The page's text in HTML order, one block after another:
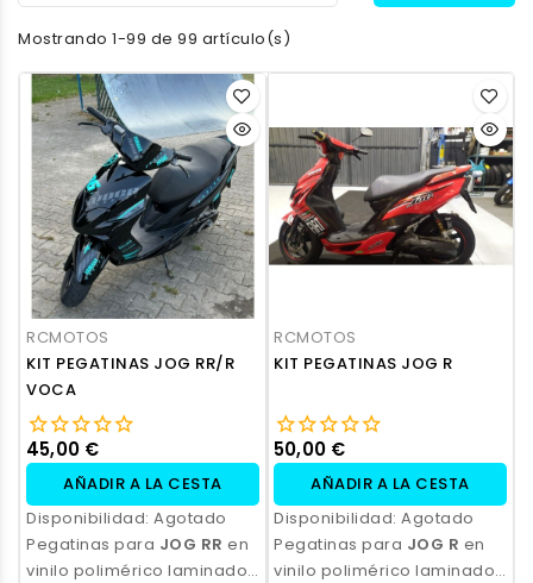
Mostrando 1-99 de 99 artículo(s)
RCMOTOS
KIT PEGATINAS JOG RR/R
VOCA
45,00 €
AÑADIR A LA CESTA
Disponibilidad: Agotado
Pegatinas para JOG RR en
vinilo polimérico laminado,
RCMOTOS
KIT PEGATINAS JOG R
50,00 €
AÑADIR A LA CESTA
Disponibilidad: Agotado
Pegatinas para JOG R en
vinilo polimérico laminado,